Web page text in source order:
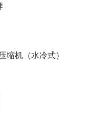
缩机（水冷式）